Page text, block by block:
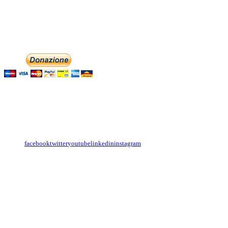
facebooktwitteryoutubelinkedininstagram
English
Italiano